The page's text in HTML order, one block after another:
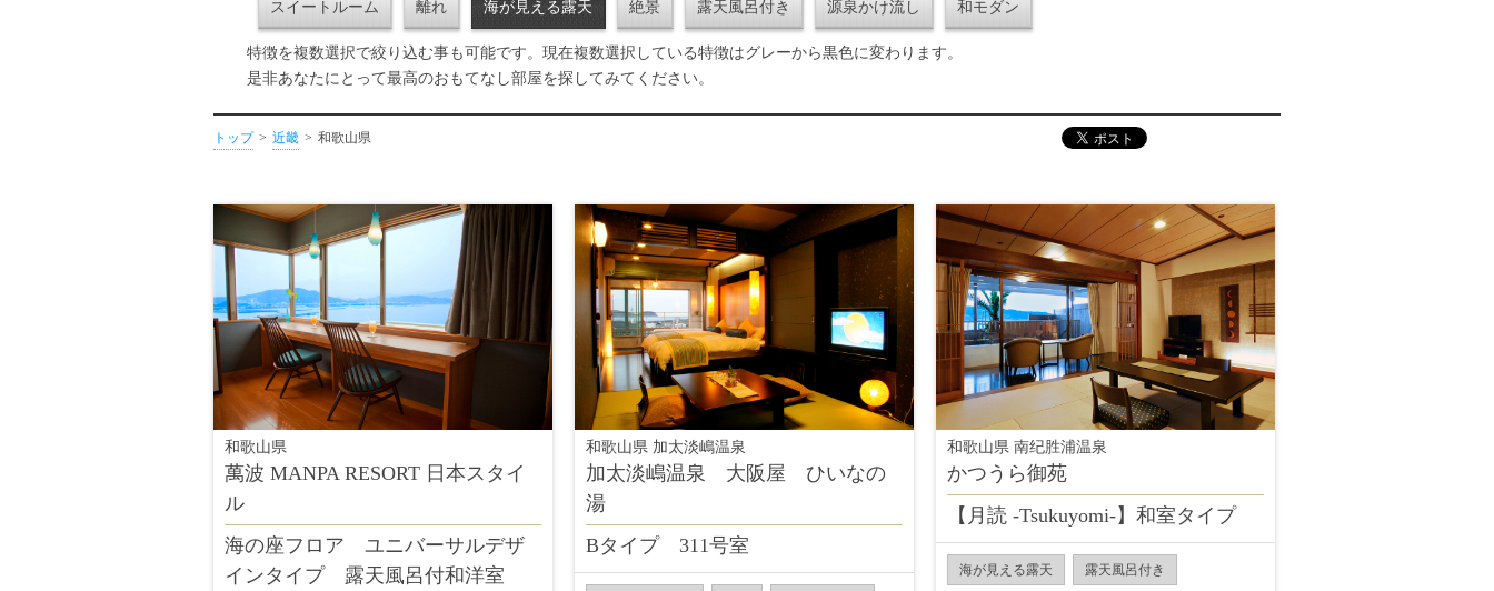
スイートルーム 離れ 海が見える露天 絶景 露天風呂付き 源泉かけ流し 和モダン
特徴を複数選択で絞り込む事も可能です。現在複数選択している特徴はグレーから黒色に変わります。
是非あなたにとって最高のおもてなし部屋を探してみてください。
トップ 近畿 和歌山県
和歌山県
萬波 MANPA RESORT 日本スタイ
ル
海の座フロア ユニバーサルデザ
インタイプ 露天風呂付和洋室
和歌山県 加太淡嶋温泉
加太淡嶋温泉 大阪屋 ひいなの
湯
Bタイプ 311号室
和歌山県 南纪胜浦温泉
かつうら御苑
【月読 -Tsukuyomi-】和室タイプ
海が見える露天 露天風呂付き